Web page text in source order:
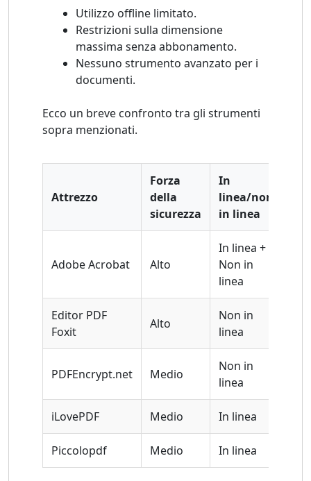
Utilizzo offline limitato.
Restrizioni sulla dimensione
massima senza abbonamento.
Nessuno strumento avanzato per i
documenti.
Ecco un breve confronto tra gli strumenti
sopra menzionati.
Attrezzo
Forza
della
sicurezza
In
linea/non
in linea
Adobe Acrobat Alto
In linea +
Non in
linea
Editor PDF
Foxit
Alto
Non in
linea
PDFEncrypt.net Medio
Non in
linea
iLovePDF Medio In linea
Piccolopdf Medio In linea